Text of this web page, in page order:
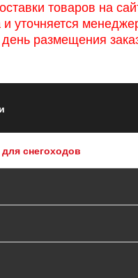
товаров на
и уточняется
день размещения
снегоходов